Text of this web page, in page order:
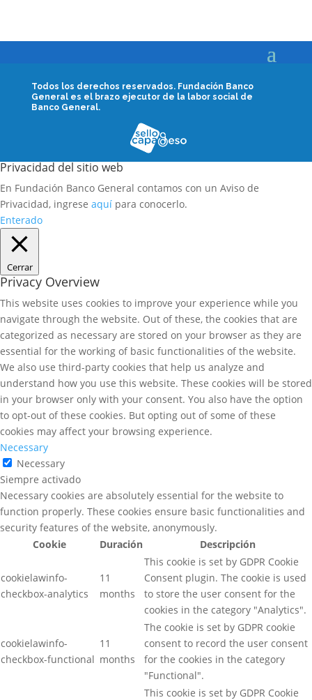
Todos los derechos reservados. Fundación Banco
General es el brazo ejecutor de la labor social de
Banco General.
Privacidad del sitio web
En Fundación Banco General contamos con un Aviso de
Privacidad, ingrese aquí para conocerlo.
Enterado
Cerrar
Privacy Overview
This website uses cookies to improve your experience while you
navigate through the website. Out of these, the cookies that are
categorized as necessary are stored on your browser as they are
essential for the working of basic functionalities of the website.
We also use third-party cookies that help us analyze and
understand how you use this website. These cookies will be stored
in your browser only with your consent. You also have the option
to opt-out of these cookies. But opting out of some of these
cookies may affect your browsing experience.
Necessary
Necessary
Siempre activado
Necessary cookies are absolutely essential for the website to
function properly. These cookies ensure basic functionalities and
security features of the website, anonymously.
Cookie
Duración Descripción
cookielawinfo-
checkbox-analytics
11
months
This cookie is set by GDPR Cookie
Consent plugin. The cookie is used
to store the user consent for the
cookies in the category "Analytics".
cookielawinfo-
checkbox-functional
11
months
The cookie is set by GDPR cookie
consent to record the user consent
for the cookies in the category
"Functional".
This cookie is set by GDPR Cookie